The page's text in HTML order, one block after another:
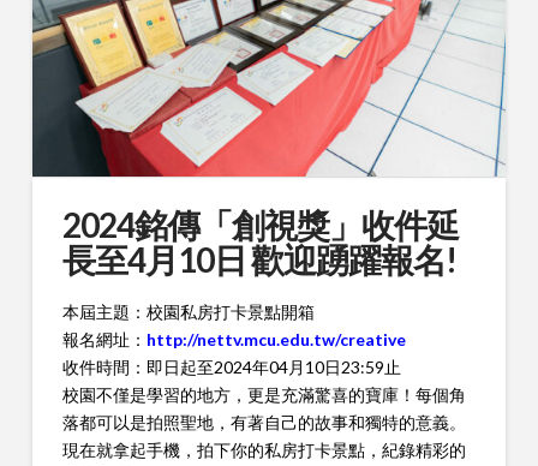
2024銘傳「創視獎」收件延
長至4月10日 歡迎踴躍報名!
本屆主題：校園私房打卡景點開箱
報名網址： http://nettv.mcu.edu.tw/creative
收件時間：即日起至2024年04月10日23:59止
校園不僅是學習的地方，更是充滿驚喜的寶庫！每個角
落都可以是拍照聖地，有著自己的故事和獨特的意義。
現在就拿起手機，拍下你的私房打卡景點，紀錄精彩的